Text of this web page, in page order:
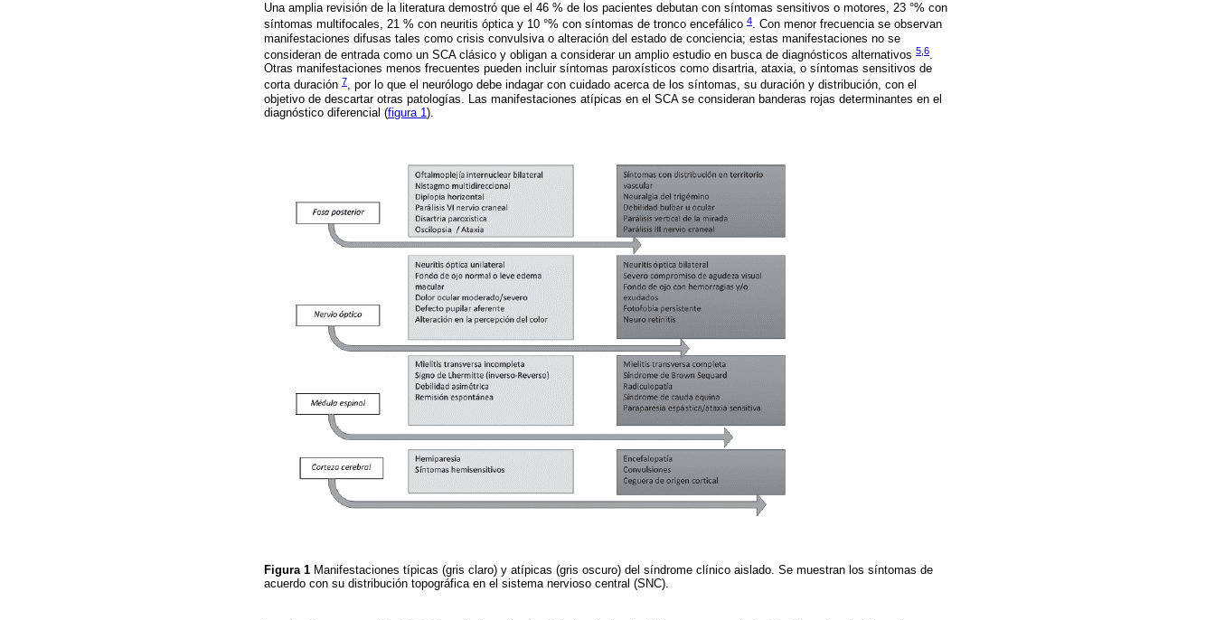
Una amplia revisión de la literatura demostró que el 46 % de los pacientes debutan con síntomas sensitivos o motores, 23 °% con
síntomas multifocales, 21 % con neuritis óptica y 10 °% con síntomas de tronco encefálico 4. Con menor frecuencia se observan
manifestaciones difusas tales como crisis convulsiva o alteración del estado de conciencia; estas manifestaciones no se
consideran de entrada como un SCA clásico y obligan a considerar un amplio estudio en busca de diagnósticos alternativos 5 6.
Otras manifestaciones menos frecuentes pueden incluir síntomas paroxísticos como disartria, ataxia, o síntomas sensitivos de
corta duración 7, por lo que el neurólogo debe indagar con cuidado acerca de los síntomas, su duración y distribución, con el
objetivo de descartar otras patologías. Las manifestaciones atípicas en el SCA se consideran banderas rojas determinantes en el
diagnóstico diferencial (figura 1).
Figura 1 Manifestaciones típicas (gris claro) y atípicas (gris oscuro) del síndrome clínico aislado. Se muestran los síntomas de
acuerdo con su distribución topográfica en el sistema nervioso central (SNC).